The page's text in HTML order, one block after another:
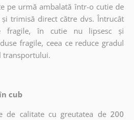
pe urmă ambalată într-o cutie de
trimisă direct către dvs. Întrucât
fragile, în cutie nu lipsesc și
fragile, ceea ce reduce gradul
transportului.
cub
de calitate cu greutatea de200